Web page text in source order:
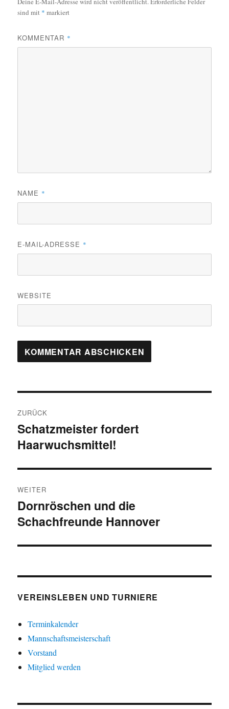
sind mit * markiert
KOMMENTAR *
NAME *
E-MAIL-ADRESSE *
WEBSITE
ZURÜCK
Vorheriger
Beitrag:
Schatzmeister fordert
Haarwuchsmittel!
WEITER
Nächster
Beitrag:
Dornröschen und die
Schachfreunde Hannover
VEREINSLEBEN UND TURNIERE
Terminkalender
Mannschaftsmeisterschaft
Vorstand
Mitglied werden